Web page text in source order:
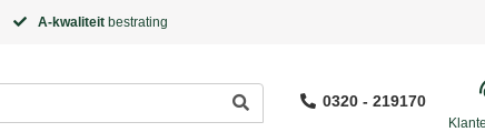
A-kwaliteit bestrating
0320 - 219170